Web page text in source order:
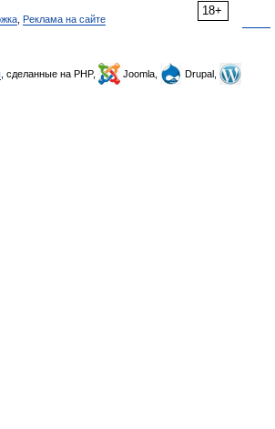
18+
Реклама на сайте
, сделанные на PHP, Joomla,
Drupal,